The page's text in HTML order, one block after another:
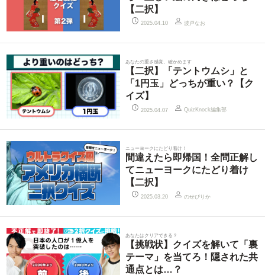
【二択】
2025.04.10 波戸なお
あなたの重さ感覚、確かめます
【二択】「テントウムシ」と
「1円玉」どっちが重い？【ク
イズ】
2025.04.07 QuizKnock編集部
ニューヨークにたどり着け！
間違えたら即帰国！全問正解し
てニューヨークにたどり着け
【二択】
2025.03.20 のせぴりか
あなたはクリアできる？
【挑戦状】クイズを解いて「裏
テーマ」を当てろ！隠された共
通点とは…？